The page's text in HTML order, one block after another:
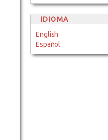
IDIOMA
English
Español